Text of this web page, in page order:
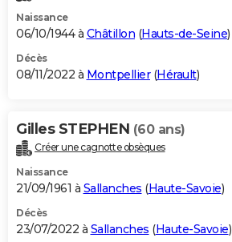
Naissance
06/10/1944 à Châtillon (Hauts-de-Seine)
Décès
08/11/2022 à Montpellier(Hérault)
Gilles STEPHEN (60 ans)
Créer une cagnotte obsèques
Naissance
21/09/1961 à Sallanches (Haute-Savoie)
Décès
23/07/2022 à Sallanches (Haute-Savoie)